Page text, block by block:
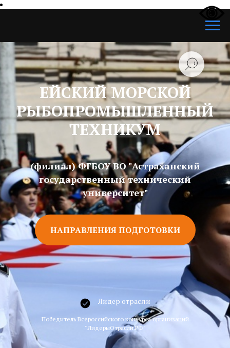
ЕЙСКИЙ МОРСКОЙ
РЫБОПРОМЫШЛЕННЫЙ
ТЕХНИКУМ
(филиал) ФГБОУ ВО "Астраханский
государственный технический
университет"
НАПРАВЛЕНИЯ ПОДГОТОВКИ
Лидер отрасли
Победитель Всероссийского конкурса организаций
"ЛидерыОтрасли.РФ"